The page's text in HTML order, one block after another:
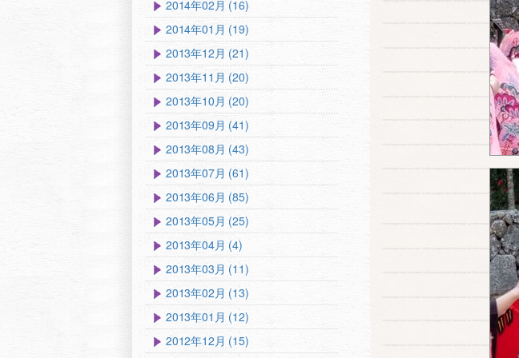
2014年02月 (16)
2014年01月 (19)
2013年12月 (21)
2013年11月 (20)
2013年10月 (20)
2013年09月 (41)
2013年08月 (43)
2013年07月 (61)
2013年06月 (85)
2013年05月 (25)
2013年04月 (4)
2013年03月 (11)
2013年02月 (13)
2013年01月 (12)
2012年12月 (15)